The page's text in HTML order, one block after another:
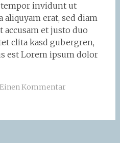
invidunt ut
aliquyam erat, sed diam
accusam et justo duo
clita kasd gubergren,
est Lorem ipsum dolor
Einen Kommentar